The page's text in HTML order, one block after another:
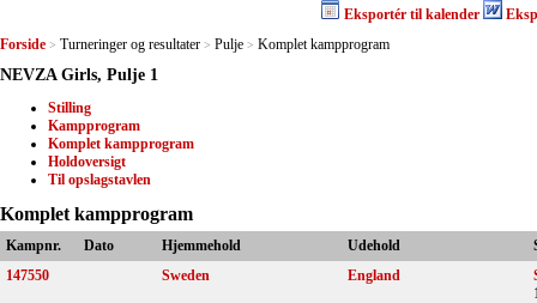
Eksportér til kalender
Forside > Turneringer og resultater > Pulje > Komplet kampprogram
NEVZA Girls, Pulje 1
Stilling
Kampprogram
Komplet kampprogram
Holdoversigt
Til opslagstavlen
Komplet kampprogram
Kampnr. Dato Hjemmehold Udehold
147550
Sweden England